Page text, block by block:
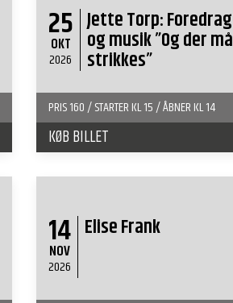
25
OKT
2026
Jette Torp: Foredrag
og musik ”Og der må
strikkes”
PRIS 160 / STARTER KL 15 / ÅBNER KL 14
KØB BILLET
14
NOV
2026
Elise Frank